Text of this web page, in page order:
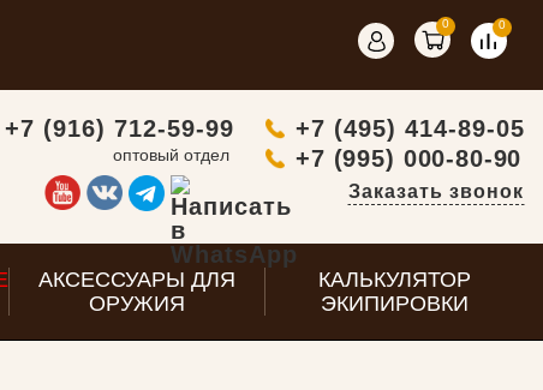
0 0
+7 (916) 712-59-99
оптовый отдел
+7 (495) 414-89-05
+7 (995) 000-80-90
Заказать звонок
АКСЕССУАРЫ ДЛЯ
ОРУЖИЯ
КАЛЬКУЛЯТОР
ЭКИПИРОВКИ